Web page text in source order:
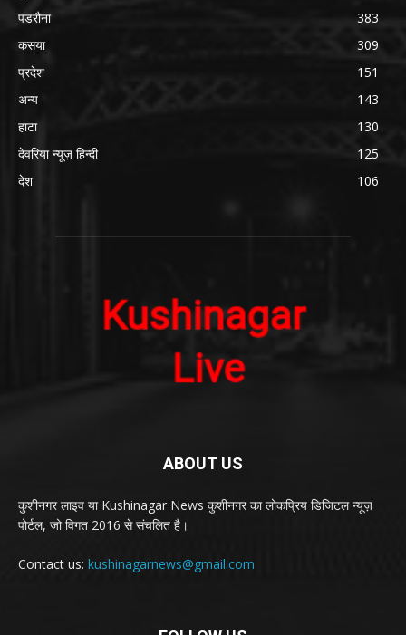
पडरौना
383
कसया
309
प्रदेश
151
अन्य
143
हाटा
130
देवरिया न्यूज़ हिन्दी
125
देश
106
ABOUT US
कुशीनगर लाइव या Kushinagar News कुशीनगर का लोकप्रिय डिजिटल न्यूज़
पोर्टल, जो विगत 2016 से संचलित है।
Contact us: kushinagarnews@gmail.com